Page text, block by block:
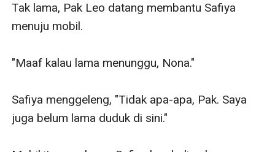
Tak lama, Pak Leo datang membantu Safiya
menuju mobil.
"Maaf kalau lama menunggu, Nona."
Safiya menggeleng, "Tidak apa-apa, Pak. Saya
juga belum lama duduk di sini."